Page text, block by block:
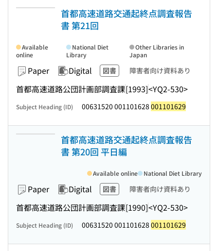
首都高速道路交通起終点調査報告
書 第21回
Paper Digital 図書 障害者向け資料あり
首都高速道路公団計画部調査課[1993]<YQ2-530>
Available
online
National Diet
Library
Other Libraries in
Japan
Subject Heading (ID) 00631520 001101628 001101629
首都高速道路交通起終点調査報告
書 第20回 平日編
Paper Digital 図書 障害者向け資料あり
首都高速道路公団計画部調査課[1990]<YQ2-530>
Available online National Diet Library
Subject Heading (ID) 00631520 001101628 001101629